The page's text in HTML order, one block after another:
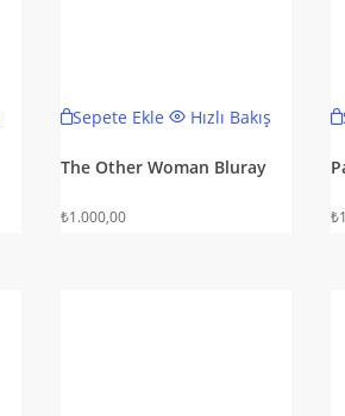
Sepete Ekle Hızlı Bakış
The Other Woman Bluray
₺1.000,00 ₺